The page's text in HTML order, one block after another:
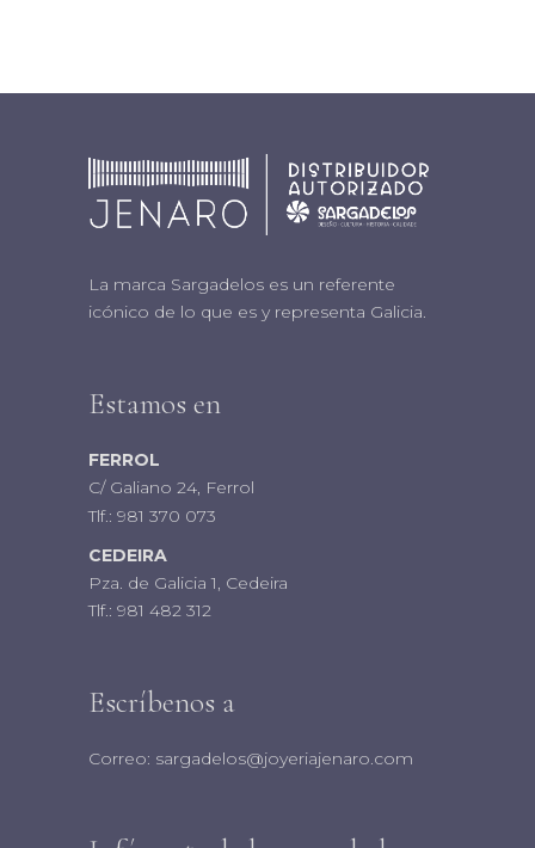
La marca Sargadelos es un referente
icónico de lo que es y representa Galicia.
Estamos en
FERROL
C/ Galiano 24, Ferrol
Tlf.: 981 370 073
CEDEIRA
Pza. de Galicia 1, Cedeira
Tlf.: 981 482 312
Escríbenos a
Correo: sargadelos@joyeriajenaro.com